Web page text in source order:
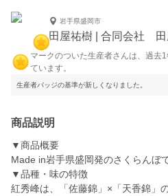
岩手県盛岡市
田屋祐樹 | 合同会社 田
マークのついた生産者さんは、過去
ています。
生産者バッジの基準が新しくなりました。
商品説明
▼商品概要
Made in岩手県盛岡発のさくらんぼ
▼品種・味の特徴
紅秀峰は、「佐藤錦」×「天香錦」